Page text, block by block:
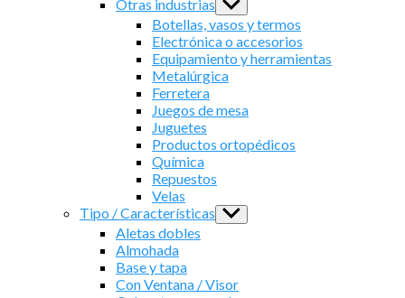
Otras industrias Show
sub
menu
Botellas, vasos y termos
Electrónica o accesorios
Equipamiento y herramientas
Metalúrgica
Ferretera
Juegos de mesa
Juguetes
Productos ortopédicos
Química
Repuestos
Velas
Tipo / Características Show
sub
Aletas dobles
Almohada
Base y tapa
Con Ventana / Visor